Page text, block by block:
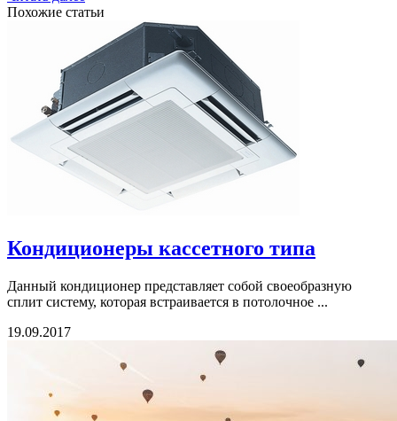
Похожие статьи
Кондиционеры кассетного типа
Данный кондиционер представляет собой своеобразную
сплит систему, которая встраивается в потолочное ...
19.09.2017